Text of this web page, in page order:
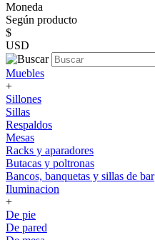
Moneda
Según producto
$
USD
Muebles
+
Sillones
Sillas
Respaldos
Mesas
Racks y aparadores
Butacas y poltronas
Bancos, banquetas y sillas de bar
Iluminacion
+
De pie
De pared